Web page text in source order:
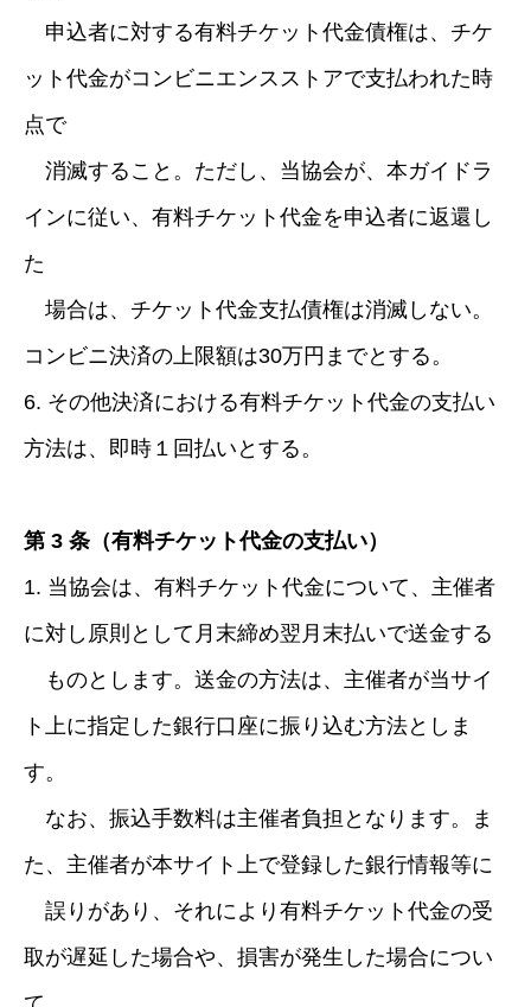
申込者に対する有料チケット代金債権は、チケ
ット代金がコンビニエンスストアで支払われた時
点で
消滅すること。ただし、当協会が、本ガイドラ
インに従い、有料チケット代金を申込者に返還し
た
場合は、チケット代金支払債権は消滅しない。
コンビニ決済の上限額は30万円までとする。
6. その他決済における有料チケット代金の支払い
方法は、即時１回払いとする。
第 3 条（有料チケット代金の支払い）
1. 当協会は、有料チケット代金について、主催者
に対し原則として月末締め翌月末払いで送金する
ものとします。送金の方法は、主催者が当サイ
ト上に指定した銀行口座に振り込む方法としま
す。
なお、振込手数料は主催者負担となります。ま
た、主催者が本サイト上で登録した銀行情報等に
誤りがあり、それにより有料チケット代金の受
取が遅延した場合や、損害が発生した場合につい